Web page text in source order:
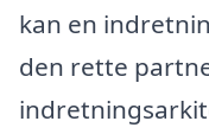
kan en
den rette